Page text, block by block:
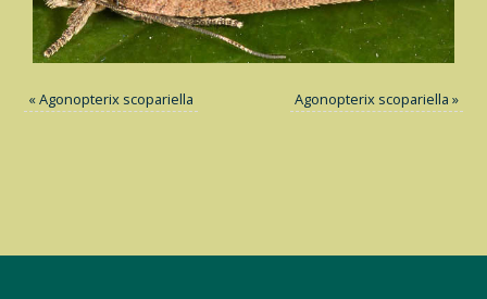
«Agonopterix scopariella Agonopterix scopariella »